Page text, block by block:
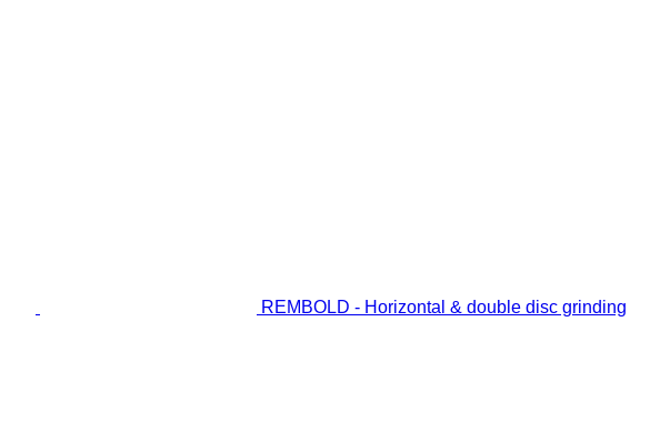
REMBOLD - Horizontal & double disc grinding